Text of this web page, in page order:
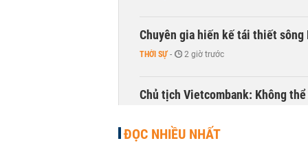
Chuyên gia hiến kế tái thiết sông
THỜI SỰ - 2 giờ trước
Chủ tịch Vietcombank: Không
ĐỌC NHIỀU NHẤT